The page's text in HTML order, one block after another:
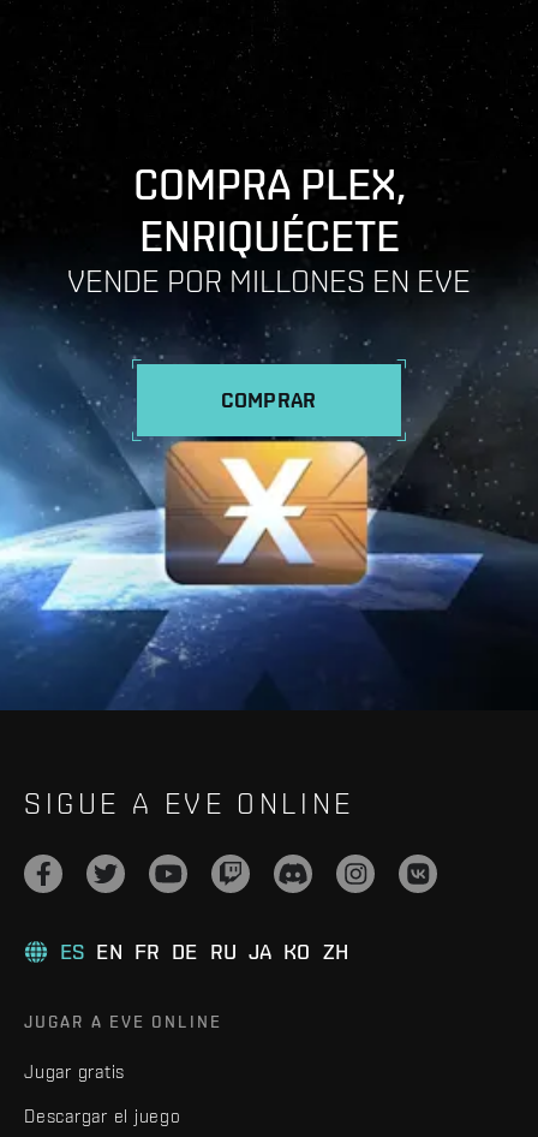
COMPRA PLEX,
ENRIQUÉCETE
VENDE POR MILLONES EN EVE
COMPRAR
SIGUE A EVE ONLINE
ES EN FR DE RU JA KO ZH
JUGAR A EVE ONLINE
Jugar gratis
Descargar el juego